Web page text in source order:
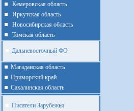
Кемеровская область
Иркутская область
Новосибирская область
Томская область
Дальневосточный ФО
Магаданская область
Приморский край
Cахалинская область
Писатели Зарубежья